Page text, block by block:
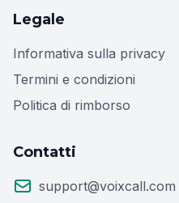
Legale
Informativa sulla privacy
Termini e condizioni
Politica di rimborso
Contatti
support@voixcall.com